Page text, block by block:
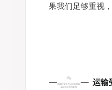
果我们足够重视
3 运输